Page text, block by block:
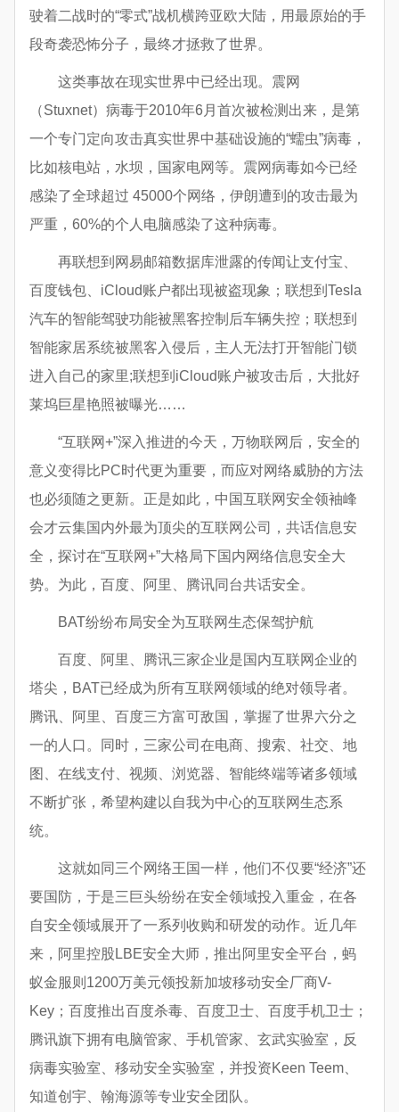
驶着二战时的“零式”战机横跨亚欧大陆，用最原始的手
段奇袭恐怖分子，最终才拯救了世界。
这类事故在现实世界中已经出现。震网
（Stuxnet）病毒于2010年6月首次被检测出来，是第
一个专门定向攻击真实世界中基础设施的“蠕虫”病毒，
比如核电站，水坝，国家电网等。震网病毒如今已经
感染了全球超过 45000个网络，伊朗遭到的攻击最为
严重，60%的个人电脑感染了这种病毒。
再联想到网易邮箱数据库泄露的传闻让支付宝、
百度钱包、iCloud账户都出现被盗现象；联想到Tesla
汽车的智能驾驶功能被黑客控制后车辆失控；联想到
智能家居系统被黑客入侵后，主人无法打开智能门锁
进入自己的家里;联想到iCloud账户被攻击后，大批好
莱坞巨星艳照被曝光……
“互联网+”深入推进的今天，万物联网后，安全的
意义变得比PC时代更为重要，而应对网络威胁的方法
也必须随之更新。正是如此，中国互联网安全领袖峰
会才云集国内外最为顶尖的互联网公司，共话信息安
全，探讨在“互联网+”大格局下国内网络信息安全大
势。为此，百度、阿里、腾讯同台共话安全。
BAT纷纷布局安全为互联网生态保驾护航
百度、阿里、腾讯三家企业是国内互联网企业的
塔尖，BAT已经成为所有互联网领域的绝对领导者。
腾讯、阿里、百度三方富可敌国，掌握了世界六分之
一的人口。同时，三家公司在电商、搜索、社交、地
图、在线支付、视频、浏览器、智能终端等诸多领域
不断扩张，希望构建以自我为中心的互联网生态系
统。
这就如同三个网络王国一样，他们不仅要“经济”还
要国防，于是三巨头纷纷在安全领域投入重金，在各
自安全领域展开了一系列收购和研发的动作。近几年
来，阿里控股LBE安全大师，推出阿里安全平台，蚂
蚁金服则1200万美元领投新加坡移动安全厂商V-
Key；百度推出百度杀毒、百度卫士、百度手机卫士；
腾讯旗下拥有电脑管家、手机管家、玄武实验室，反
病毒实验室、移动安全实验室，并投资Keen Teem、
知道创宇、翰海源等专业安全团队。